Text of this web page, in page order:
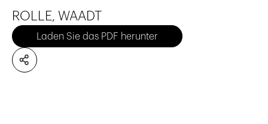
ROLLE, WAADT
Laden Sie das PDF herunter